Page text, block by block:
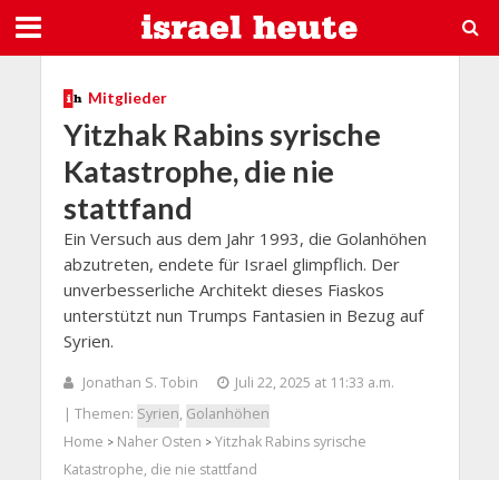
Mitglieder
Yitzhak Rabins syrische
Katastrophe, die nie
stattfand
Ein Versuch aus dem Jahr 1993, die Golanhöhen
abzutreten, endete für Israel glimpflich. Der
unverbesserliche Architekt dieses Fiaskos
unterstützt nun Trumps Fantasien in Bezug auf
Syrien.
Jonathan S. Tobin
Juli 22, 2025 at 11:33 a.m.
| Themen: Syrien, Golanhöhen
Home > Naher Osten > Yitzhak Rabins syrische
Katastrophe, die nie stattfand